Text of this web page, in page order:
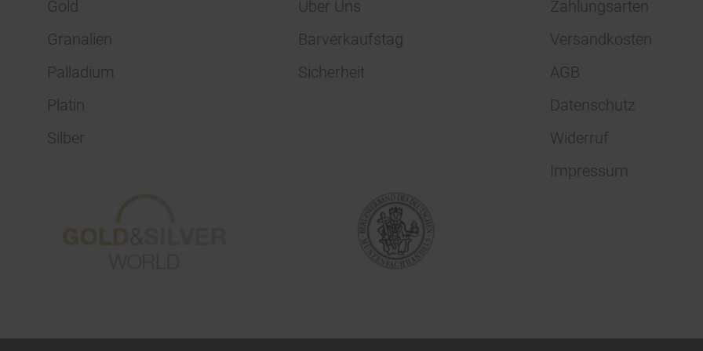
Gold
Granalien
Palladium
Platin
Silber
Über Uns
Barverkaufstag
Sicherheit
Zahlungsarten
Versandkosten
AGB
Datenschutz
Widerruf
Impressum